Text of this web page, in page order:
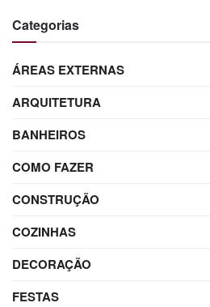
Categorias
ÁREAS EXTERNAS
ARQUITETURA
BANHEIROS
COMO FAZER
CONSTRUÇÃO
COZINHAS
DECORAÇÃO
FESTAS